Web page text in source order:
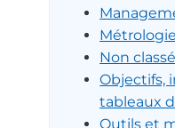
Métrologie
Non classé
Objectifs,
tableaux
Outils et